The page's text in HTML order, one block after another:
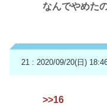
なんでやめた
21 : 2020/09/20(日)
>>16